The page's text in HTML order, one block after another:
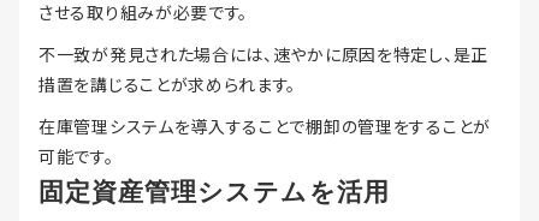
させる取り組みが必要です。
不一致が発見された場合には、速やかに原因を特定し、是正
措置を講じることが求められます。
在庫管理システムを導入することで棚卸の管理をすることが
可能です。
固定資産管理システムを活用